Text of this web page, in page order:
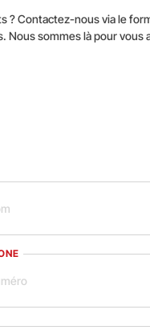
? Contactez-nous via le
Nous sommes là pour vous